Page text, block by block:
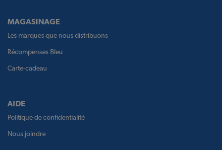
MAGASINAGE
Les marques que nous distribuons
Récompenses Bleu
Carte-cadeau
AIDE
Politique de confidentialité
Nous joindre